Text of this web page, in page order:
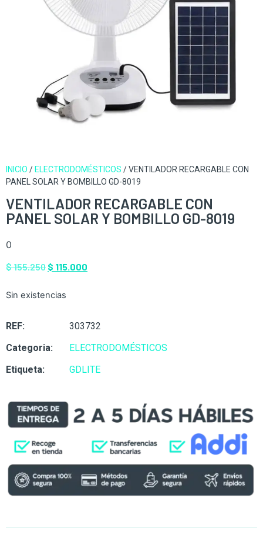
INICIO / ELECTRODOMÉSTICOS / VENTILADOR RECARGABLE CON
PANEL SOLAR Y BOMBILLO GD-8019
VENTILADOR RECARGABLE CON
PANEL SOLAR Y BOMBILLO GD-8019
0
$155.250 $ 115.000
Sin existencias
REF:
303732
Categoria:
ELECTRODOMÉSTICOS
Etiqueta:
GDLITE